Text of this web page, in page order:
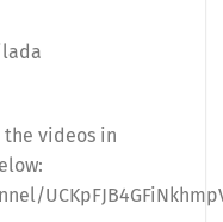
videos in